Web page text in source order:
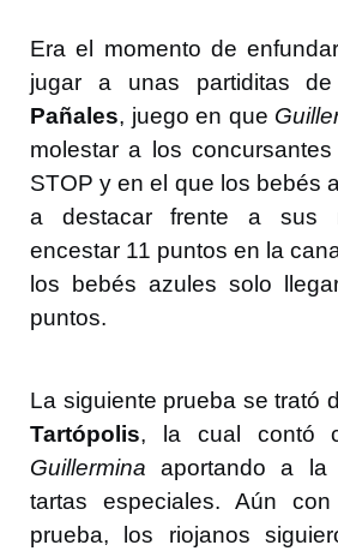
Era el momento de
jugar a unas partiditas de
Pañales, juego en que
molestar a los
STOP y en el que los bebés
a destacar frente a sus
encestar 11 puntos en la
los bebés azules solo
puntos.
La siguiente prueba se trató
Tartópolis, la cual contó
Guillermina aportando a la
tartas especiales. Aún
prueba, los riojanos